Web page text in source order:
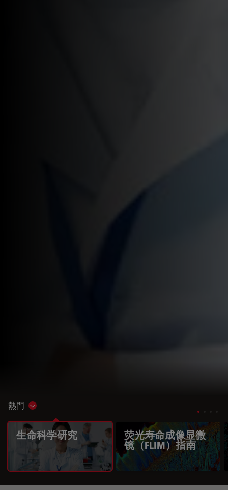
熱門 Show subnavigation
生命科学研究
荧光寿命成像显微
镜（FLIM）指南